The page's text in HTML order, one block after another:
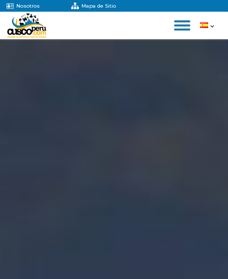
Nosotros Mapa de Sitio